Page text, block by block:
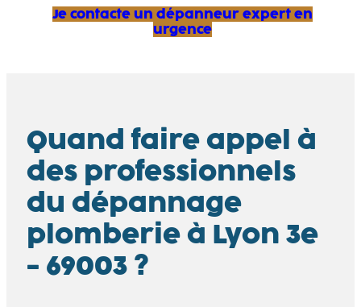
Je contacte un dépanneur expert en
urgence
Quand faire appel à
des professionnels
du dépannage
plomberie à Lyon 3e
- 69003 ?